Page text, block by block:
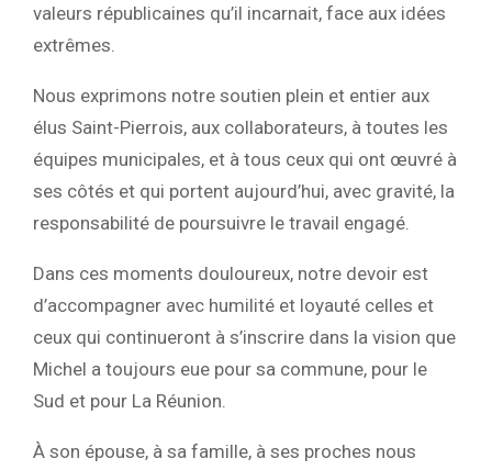
valeurs républicaines qu’il incarnait, face aux idées
extrêmes.
Nous exprimons notre soutien plein et entier aux
élus Saint-Pierrois, aux collaborateurs, à toutes les
équipes municipales, et à tous ceux qui ont œuvré à
ses côtés et qui portent aujourd’hui, avec gravité, la
responsabilité de poursuivre le travail engagé.
Dans ces moments douloureux, notre devoir est
d’accompagner avec humilité et loyauté celles et
ceux qui continueront à s’inscrire dans la vision que
Michel a toujours eue pour sa commune, pour le
Sud et pour La Réunion.
À son épouse, à sa famille, à ses proches nous